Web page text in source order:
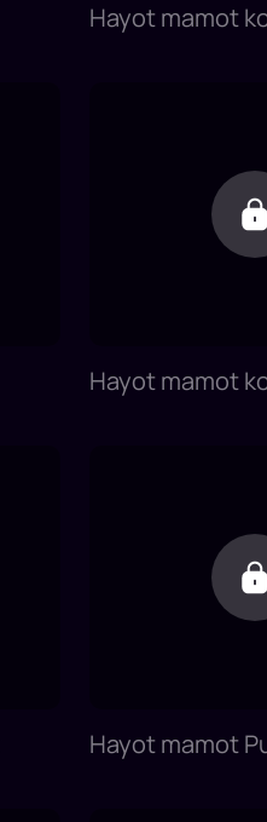
Hayot mamot
Hayot mamot
Hayot mamot